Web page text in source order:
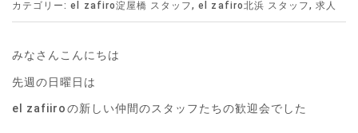
カテゴリー:el zafiro淀屋橋 スタッフ,el zafiro北浜 スタッフ,求人
みなさんこんにちは
先週の日曜日は
el zafiiroの新しい仲間のスタッフたちの歓迎会でした